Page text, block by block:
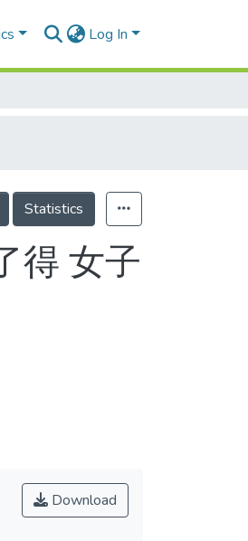
Log In
Statistics
得 女子
Download